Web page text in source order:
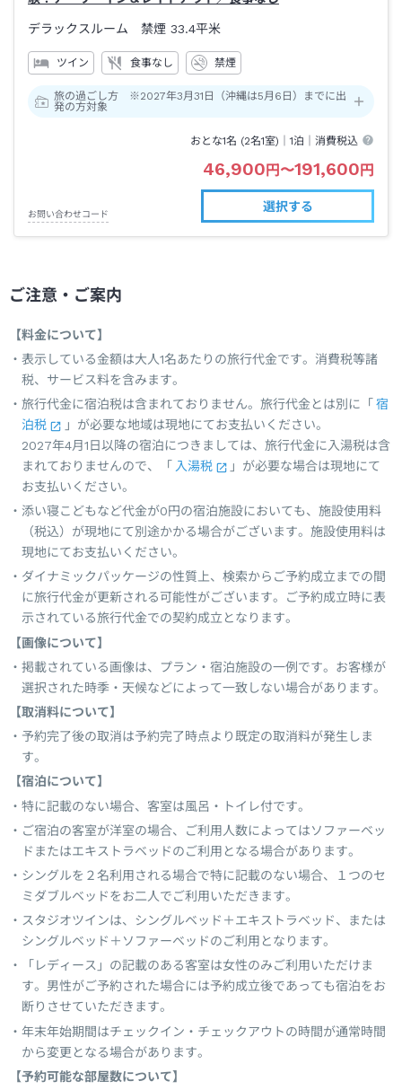
デラックスルーム 禁煙 33.4平米
ツイン 食事なし 禁煙
旅の過ごし方 ※2027年3月31日（沖縄は5月6日）までに出
発の方対象
おとな1名 (2名1室)｜1泊 ｜消費税込
46,900 円 〜191,600 円
お問い合わせコード
選択する
ご注意・ご案内
【料金について】
表示している金額は大人1名あたりの旅行代金です。消費税等諸
税、サービス料を含みます。
旅行代金に宿泊税は含まれておりません。旅行代金とは別に「 宿
泊税
」が必要な地域は現地にてお支払いください。
2027年4月1日以降の宿泊につきましては、旅行代金に入湯税は含
まれておりませんので、「 入湯税
」が必要な場合は現地にて
お支払いください。
添い寝こどもなど代金が0円の宿泊施設においても、施設使用料
（税込）が現地にて別途かかる場合がございます。施設使用料は
現地にてお支払いください。
ダイナミックパッケージの性質上、検索からご予約成立までの間
に旅行代金が更新される可能性がございます。ご予約成立時に表
示されている旅行代金での契約成立となります。
【画像について】
掲載されている画像は、プラン・宿泊施設の一例です。お客様が
選択された時季・天候などによって一致しない場合があります。
【取消料について】
予約完了後の取消は予約完了時点より既定の取消料が発生しま
す。
【宿泊について】
特に記載のない場合、客室は風呂・トイレ付です。
ご宿泊の客室が洋室の場合、ご利用人数によってはソファーベッ
ドまたはエキストラベッドのご利用となる場合があります。
シングルを２名利用される場合で特に記載のない場合、１つのセ
ミダブルベッドをお二人でご利用いただきます。
スタジオツインは、シングルベッド＋エキストラベッド、または
シングルベッド＋ソファーベッドのご利用となります。
「レディース」の記載のある客室は女性のみご利用いただけま
す。男性がご予約された場合には予約成立後であっても宿泊をお
断りさせていただきます。
年末年始期間はチェックイン・チェックアウトの時間が通常時間
から変更となる場合があります。
【予約可能な部屋数について】